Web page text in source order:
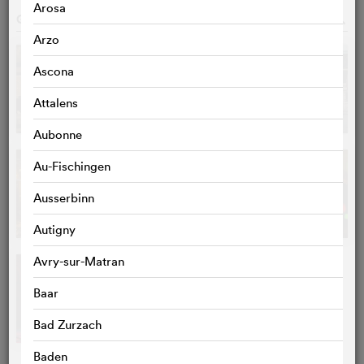
Arosa
Arzo
Ascona
Attalens
Aubonne
Au-Fischingen
Ausserbinn
Autigny
Avry-sur-Matran
Baar
Bad Zurzach
Baden
o